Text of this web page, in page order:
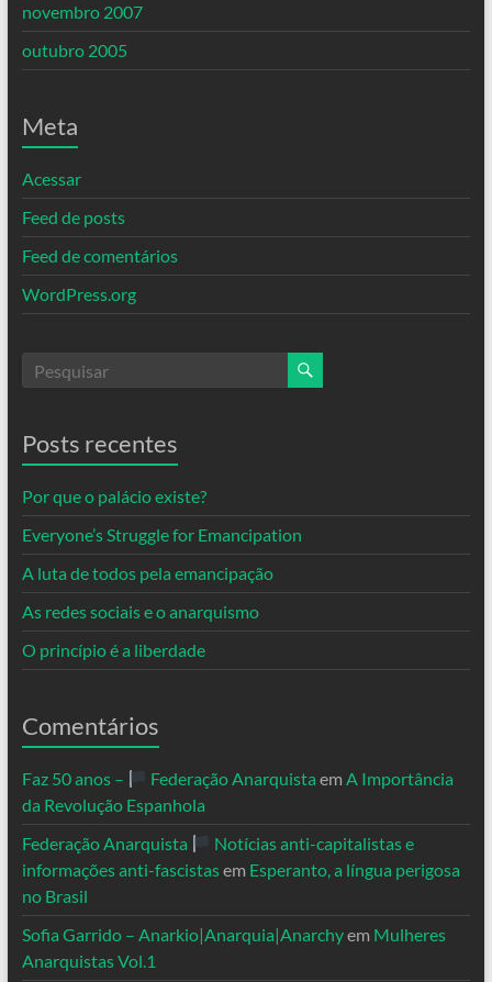
novembro 2007
outubro 2005
Meta
Acessar
Feed de posts
Feed de comentários
WordPress.org
Posts recentes
Por que o palácio existe?
Everyone’s Struggle for Emancipation
A luta de todos pela emancipação
As redes sociais e o anarquismo
O princípio é a liberdade
Comentários
Faz 50 anos – Federação Anarquista em A Importância
da Revolução Espanhola
Federação Anarquista
Notícias anti-capitalistas e
informações anti-fascistasem Esperanto, a língua perigosa
no Brasil
Sofia Garrido – Anarkio|Anarquia|Anarchyem Mulheres
Anarquistas Vol.1